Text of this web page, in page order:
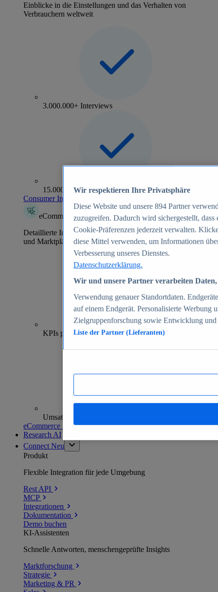
Einblicke in die Einstellungen und das Verhalten von
Verbrauchern weltweit
3.000.000+ Interviews
15.000+ Marken
Consumer Insights entdecken
eCommerce Insights
Detaillierte Informationen zu mehr als 39.000 Online-Shops
und Marktplätzen
70+
KPIs pro Shop
Umsatzanalysen und -prognosen
eCommerce Insights entdecken
Research AI
Connect Neu
Produkt
Flexible Integration für jede Umgebung
Rest API
MCP
Integrationen
Dokumentation
Demo buchen
KI-Assistenten
Schnelle Antworten, menschengeprüfte Insights
Marktforschung
Strategie
Marketing & PR
Wir respektieren Ihre Privatsphäre
Diese Website und unsere 894 Partner
zuzugreifen. Dadurch wird sichergestellt,
Cookie-Präferenzen jederzeit verwalten.
diese Mittel verwenden, um Informationen
Verbesserung unseres Dienstes.
Datenschutzerklärung.
Wir und unsere Partner verarbeiten
Verwendung genauer Standortdaten.
auf einem Endgerät. Personalisierte Werbung
Zielgruppenforschung sowie Entwicklung
Liste der Partner (Lieferanten)